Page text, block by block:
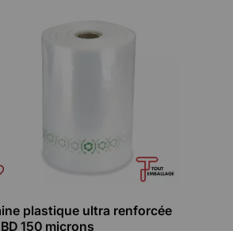
plastique ultra renforcée
150 microns